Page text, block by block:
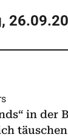
,
in der